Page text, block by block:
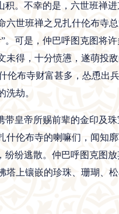
。不幸的是，六世班禅进
世班禅之兄扎什伦布寺
可是，仲巴呼图克图将
得，十分愤懑，遂萌投
伦布寺财富甚多，怂恿出
劫。
皇帝所赐前辈的金印及
伦布寺的喇嘛们，闻知
纷逃散。仲巴呼图克图
塔上镶嵌的珍珠、珊瑚、